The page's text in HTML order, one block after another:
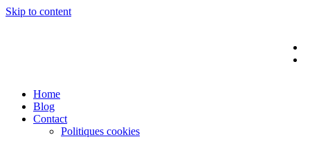
Skip to content
Home
Blog
Contact
Politiques cookies